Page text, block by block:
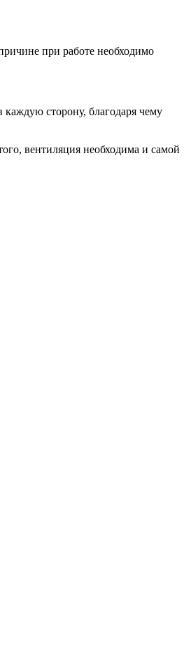
при работе необходимо
сторону, благодаря чему
вентиляция необходима и самой